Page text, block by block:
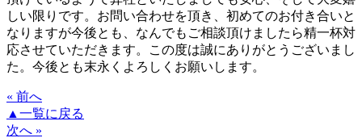
しい限りです。お問い合わせを頂き、初めてのお付き合いと
なりますが今後とも、なんでもご相談頂けましたら精一杯対
応させていただきます。この度は誠にありがとうございまし
た。今後とも末永くよろしくお願いします。
« 前へ
▲一覧に戻る
次へ »